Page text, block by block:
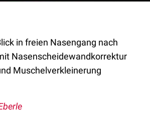
in freien Nasengang nach
Nasenscheidewandkorrektur
Muschelverkleinerung